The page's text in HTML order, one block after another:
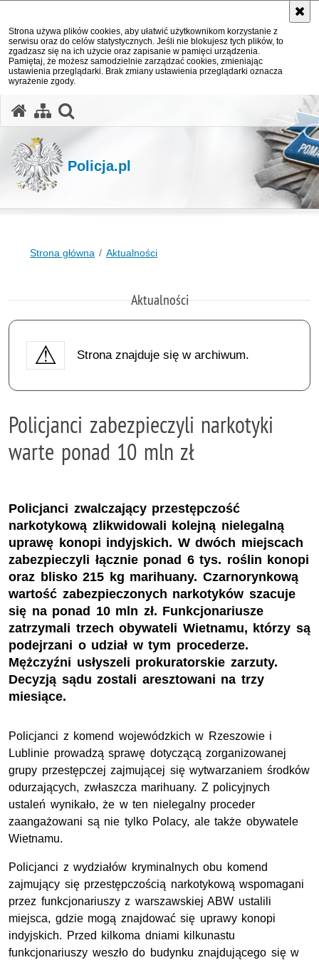
Strona używa plików cookies, aby ułatwić użytkownikom korzystanie z
serwisu oraz do celów statystycznych. Jeśli nie blokujesz tych plików, to
zgadzasz się na ich użycie oraz zapisanie w pamięci urządzenia.
Pamiętaj, że możesz samodzielnie zarządzać cookies, zmieniając
ustawienia przeglądarki. Brak zmiany ustawienia przeglądarki oznacza
wyrażenie zgody.
Policja.pl
Strona główna Aktualności
Aktualności
Strona znajduje się w archiwum.
Policjanci zabezpieczyli narkotyki
warte ponad 10 mln zł
Policjanci zwalczający przestępczość
narkotykową zlikwidowali kolejną nielegalną
uprawę konopi indyjskich. W dwóch miejscach
zabezpieczyli łącznie ponad 6 tys. roślin konopi
oraz blisko 215 kg marihuany. Czarnorynkową
wartość zabezpieczonych narkotyków szacuje
się na ponad 10 mln zł. Funkcjonariusze
zatrzymali trzech obywateli Wietnamu, którzy są
podejrzani o udział w tym procederze.
Mężczyźni usłyszeli prokuratorskie zarzuty.
Decyzją sądu zostali aresztowani na trzy
miesiące.
Policjanci z komend wojewódzkich w Rzeszowie i
Lublinie prowadzą sprawę dotyczącą zorganizowanej
grupy przestępczej zajmującej się wytwarzaniem środków
odurzających, zwłaszcza marihuany. Z policyjnych
ustaleń wynikało, że w ten nielegalny proceder
zaangażowani są nie tylko Polacy, ale także obywatele
Wietnamu.
Policjanci z wydziałów kryminalnych obu komend
zajmujący się przestępczością narkotykową wspomagani
przez funkcjonariuszy z warszawskiej ABW ustalili
miejsca, gdzie mogą znajdować się uprawy konopi
indyjskich. Przed kilkoma dniami kilkunastu
funkcjonariuszy weszło do budynku znajdującego się w